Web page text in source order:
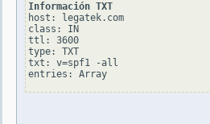
Información TXT
host: legatek.com
class: IN
ttl: 3600
type: TXT
txt: v=spf1 -all